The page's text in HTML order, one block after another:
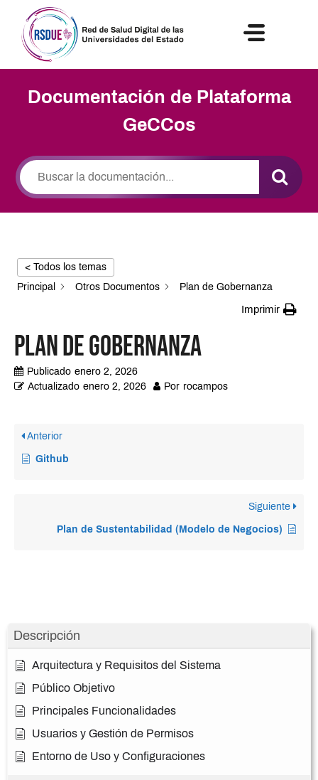
Documentación de Plataforma
GeCCos
Descripción
Arquitectura y Requisitos del Sistema
Público Objetivo
Principales Funcionalidades
Usuarios y Gestión de Permisos
Entorno de Uso y Configuraciones
< Todos los temas
Principal
Otros Documentos Plan de Gobernanza
Imprimir
Plan de Gobernanza
Publicado enero 2, 2026
Actualizado enero 2, 2026 Por rocampos
Anterior
Github
Siguiente
Plan de Sustentabilidad (Modelo de Negocios)